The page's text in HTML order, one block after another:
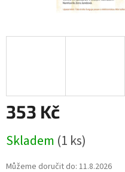
353 Kč
cena:
Skladem (1 ks)
Můžeme doručit do: 11.8.2026